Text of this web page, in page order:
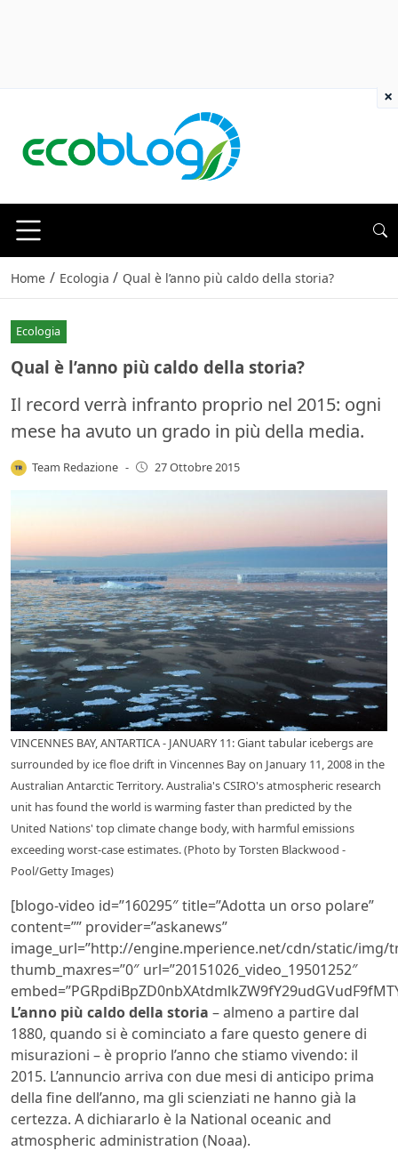
Home / Ecologia / Qual è l’anno più caldo della storia?
Ecologia
Qual è l’anno più caldo della storia?
Il record verrà infranto proprio nel 2015: ogni
mese ha avuto un grado in più della media.
Team Redazione - 27 Ottobre 2015
VINCENNES BAY, ANTARTICA - JANUARY 11: Giant tabular icebergs are
surrounded by ice floe drift in Vincennes Bay on January 11, 2008 in the
Australian Antarctic Territory. Australia's CSIRO's atmospheric research
unit has found the world is warming faster than predicted by the
United Nations' top climate change body, with harmful emissions
exceeding worst-case estimates. (Photo by Torsten Blackwood -
Pool/Getty Images)
[blogo-video id=”160295″ title=”Adotta un orso polare”
content=”” provider=”askanews”
image_url=”http://engine.mperience.net/cdn/static/img/
thumb_maxres=”0″ url=”20151026_video_19501252″
L’anno più caldo della storia – almeno a partire dal
1880, quando si è cominciato a fare questo genere di
misurazioni – è proprio l’anno che stiamo vivendo: il
2015. L’annuncio arriva con due mesi di anticipo prima
della fine dell’anno, ma gli scienziati ne hanno già la
certezza. A dichiararlo è la National oceanic and
atmospheric administration (Noaa).
×